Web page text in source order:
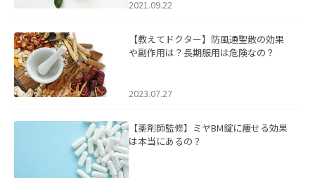
2021.09.22
【教えてドクター】防風通聖散の効果
や副作用は？長期服用は危険なの？
2023.07.27
【薬剤師監修】ミヤBM錠に痩せる効果
は本当にあるの？